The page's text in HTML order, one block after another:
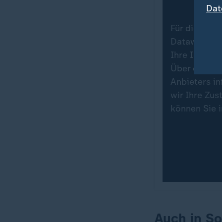
Für die
Ihre IP-
Über den
Anbieters
wir Ihre
können Sie
Auch in